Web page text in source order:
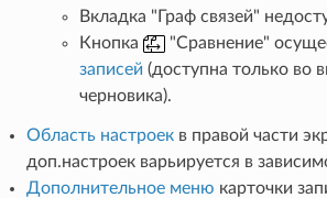
Вкладка "Граф связей"
Кнопка
"Сравнение"
записей (доступна только во
черновика).
Область настроек в правой части
доп.настроек варьируется в
Дополнительное меню карточки